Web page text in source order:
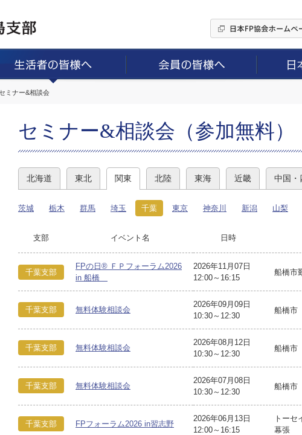
ミナー&相談会
セミナー&相談会（参加無料）
北海道 東北 関東 北陸 東海 近畿 中国・
茨城 栃木 群馬 埼玉 千葉 東京 神奈川 新潟 山梨
支部 イベント名 日時
千葉支部
FPの日® ＦＰフォーラム2026
in 船橋
2026年11月07日
12:00～16:15
船橋市
千葉支部 無料体験相談会
2026年09月09日
10:30～12:30
船橋市
千葉支部 無料体験相談会
2026年08月12日
10:30～12:30
船橋市
千葉支部 無料体験相談会
2026年07月08日
10:30～12:30
船橋市
千葉支部 FPフォーラム2026 in習志野
2026年06月13日
12:00～16:15
トーセ
幕張